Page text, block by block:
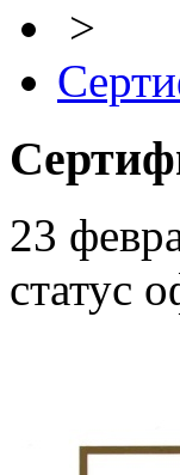
>
23
статус